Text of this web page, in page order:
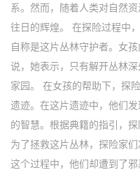
系。然而，随着人类对自然
往日的辉煌。 在探险过程中
自称是这片丛林守护者。女
说，她表示，只有解开丛林
家园。 在女孩的帮助下，探
遗迹。在这片遗迹中，他们
的智慧。根据典籍的指引，
为了拯救这片丛林，探险家
这个过程中，他们却遭到了